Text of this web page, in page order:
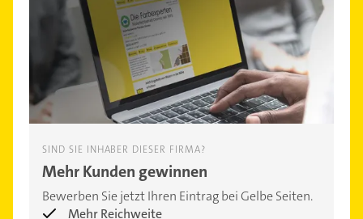
SIND SIE INHABER DIESER FIRMA?
Mehr Kunden gewinnen
Bewerben Sie jetzt Ihren Eintrag bei Gelbe Seiten.
Mehr Reichweite